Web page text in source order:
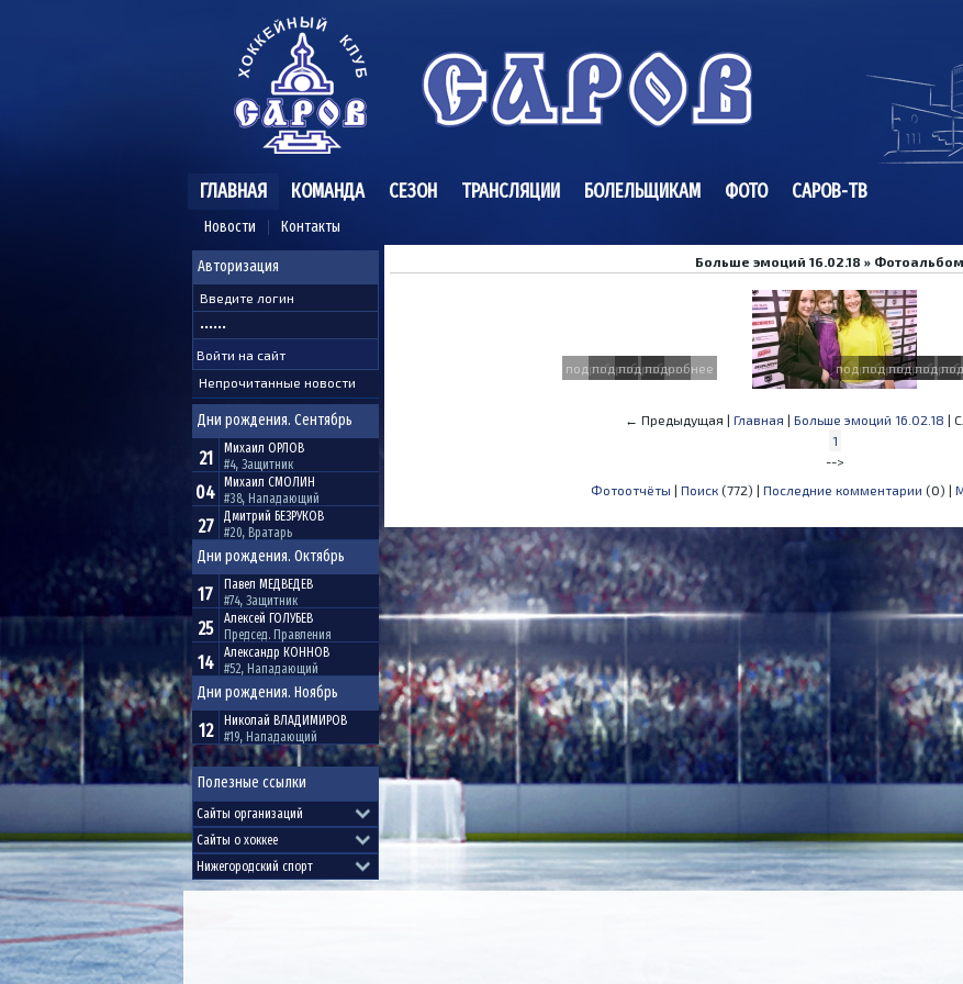
ГЛАВНАЯ
Новости Контакты
КОМАНДА СЕЗОН ТРАНСЛЯЦИИ БОЛЕЛЬЩИКАМ ФОТО САРОВ-ТВ
Авторизация
Непрочитанные новости
Дни рождения. Сентябрь
21 Михаил ОРЛОВ
#4, Защитник
04 Михаил СМОЛИН
#38, Нападающий
27 Дмитрий БЕЗРУКОВ
#20, Вратарь
Дни рождения. Октябрь
17 Павел МЕДВЕДЕВ
#74, Защитник
25 Алексей ГОЛУБЕВ
Председ. Правления
14 Александр КОННОВ
#52, Нападающий
Дни рождения. Ноябрь
12 Николай ВЛАДИМИРОВ
#19, Нападающий
Полезные ссылки
Больше эмоций 16.02.18 »
подробнее
подробнее
подробнее
подробнее подробнее
подробнее
подробнее
← Предыдущая | Главная | Больше эмоций 16.02.18 |
1
-->
Фотоотчёты | Поиск(772) | Последние комментарии (0) |